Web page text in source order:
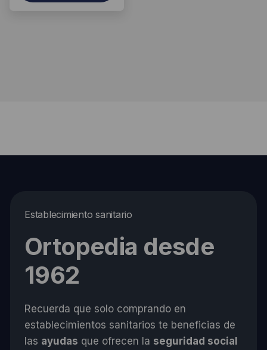
Establecimiento sanitario
Ortopedia desde
1962
Recuerda que solo comprando en
establecimientos sanitarios te beneficias de
las ayudas que ofrecen la seguridad social